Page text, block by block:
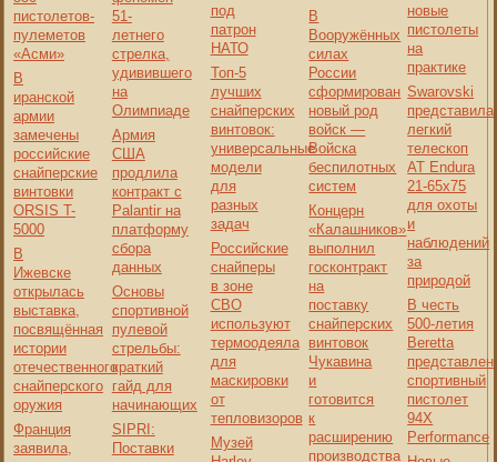
пистолетов-
пулеметов
«Асми»
В
иранской
армии
замечены
российские
снайперские
винтовки
ORSIS T-
5000
В
Ижевске
открылась
выставка,
посвящённая
истории
отечественного
снайперского
оружия
Франция
заявила,
51-
летнего
стрелка,
удивившего
на
Олимпиаде
Армия
США
продлила
контракт с
Palantir на
платформу
сбора
данных
Основы
спортивной
пулевой
стрельбы:
краткий
гайд для
начинающих
SIPRI:
Поставки
под
патрон
НАТО
Топ-5
лучших
снайперских
винтовок:
универсальные
модели
для
разных
задач
Российские
снайперы
в зоне
СВО
используют
термоодеяла
для
маскировки
от
тепловизоров
Музей
В
Вооружённых
силах
России
сформирован
новый род
войск —
Войска
беспилотных
систем
Концерн
«Калашников»
выполнил
госконтракт
на
поставку
снайперских
винтовок
Чукавина
и
готовится
к
расширению
производства
новые
пистолеты
на
практике
Swarovski
представила
легкий
телескоп
AT Endura
21-65x75
для охоты
и
наблюдений
за
природой
В честь
500-летия
Beretta
представлен
спортивный
пистолет
94X
Performance